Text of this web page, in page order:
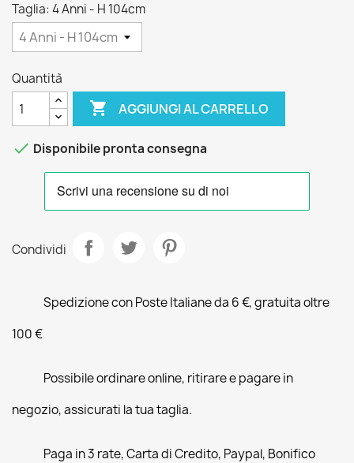
Taglia: 4 Anni - H 104cm
Quantità
 AGGIUNGI AL CARRELLO
 Disponibile pronta consegna
Condividi
Spedizione con Poste Italiane da 6 €, gratuita oltre
100 €
Possibile ordinare online, ritirare e pagare in
negozio, assicurati la tua taglia.
Paga in 3 rate, Carta di Credito, Paypal, Bonifico